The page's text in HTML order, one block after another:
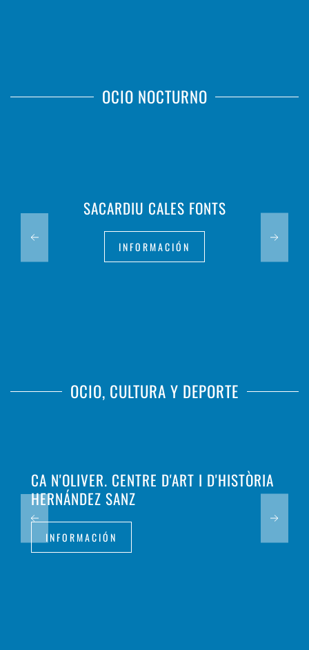
OCIO NOCTURNO
SACARDIU CALES FONTS
INFORMACIÓN
OCIO, CULTURA Y DEPORTE
CA N'OLIVER. CENTRE D'ART I D'HISTÒRIA
HERNÁNDEZ SANZ
INFORMACIÓN